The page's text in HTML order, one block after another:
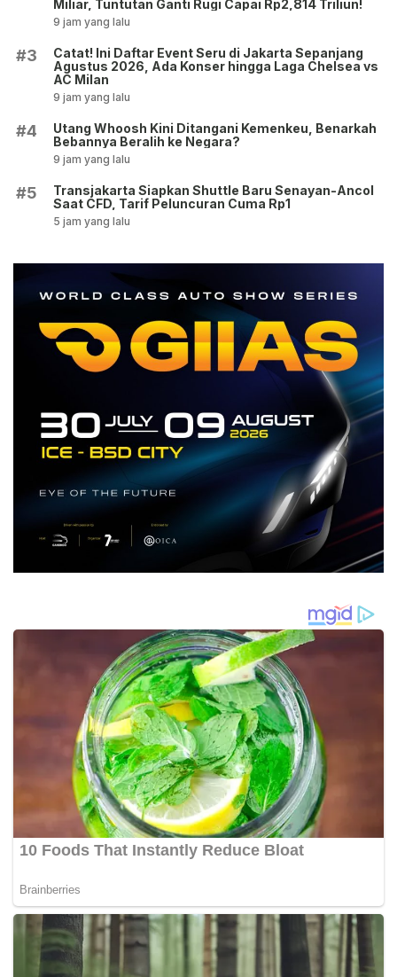
Miliar, Tuntutan Ganti Rugi Capai Rp2,814 Triliun!
9 jam yang lalu
#3
Catat! Ini Daftar Event Seru di Jakarta Sepanjang
Agustus 2026, Ada Konser hingga Laga Chelsea vs
AC Milan
9 jam yang lalu
#4
Utang Whoosh Kini Ditangani Kemenkeu, Benarkah
Bebannya Beralih ke Negara?
9 jam yang lalu
#5
Transjakarta Siapkan Shuttle Baru Senayan-Ancol
Saat CFD, Tarif Peluncuran Cuma Rp1
5 jam yang lalu